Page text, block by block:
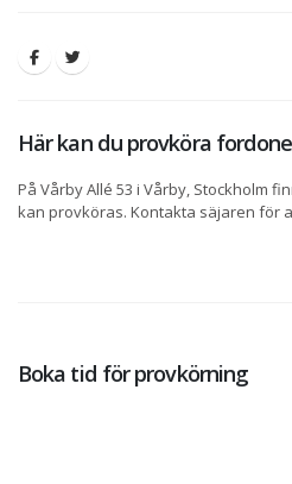
Här kan du provköra
På Vårby Allé 53 i Vårby, Stockholm
kan provköras. Kontakta säjaren för
Boka tid för provkörning